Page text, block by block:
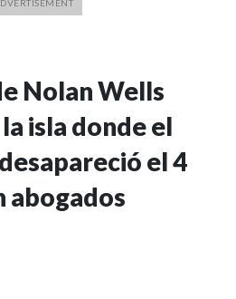
Nolan Wells
isla donde el
el 4
abogados